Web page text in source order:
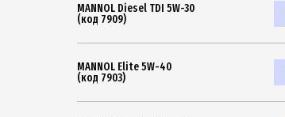
MANNOL Diesel TDI 5W-30
(код 7909)
MANNOL Elite 5W-40
(код 7903)